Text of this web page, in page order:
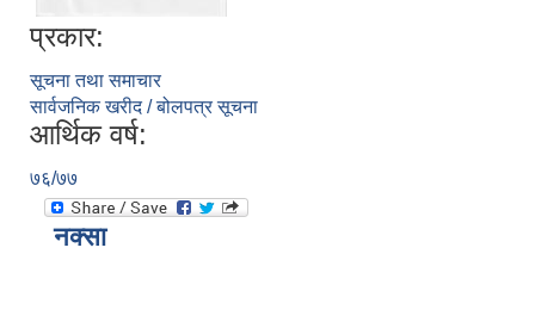
प्रकार:
सूचना तथा समाचार
सार्वजनिक खरीद / बोलपत्र सूचना
आर्थिक वर्ष:
७६/७७
नक्सा